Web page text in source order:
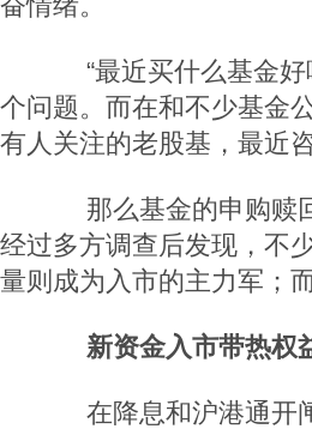
“最近买什么基金好
个问题。而在和不少基金
有人关注的老股基，最近
那么基金的申购赎回
经过多方调查后发现，不
量则成为入市的主力军；
新资金入市带热权
在降息和沪港通开闸